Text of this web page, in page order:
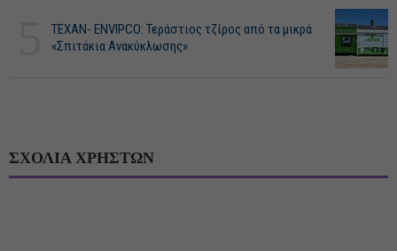
ΤΕΧΑΝ- ENVIPCO: Τεράστιος τζίρος από τα μικρά
«Σπιτάκια Ανακύκλωσης»
ΣΧΟΛΙΑ ΧΡΗΣΤΩΝ